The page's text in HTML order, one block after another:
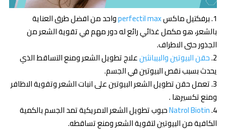
برفكتيل ماكسperfectil max
واحد من افضل طرق العناية
بالشعر، هو مكمل غذائي رائع له دور مهم في تقوية الشعر من
الجذور حتى الاطراف.
حقن البيوتين والبيبانثينعلاج تطويل الشعر ومنع التساقط الذي
يحدث بسبب نقص البيوتين في الجسم.
تعمل حقن تطويل الشعر البيوتين على انبات الشعر وتقوية الاظافر
ومنع تكسيرها .
Natrol Biotinحبوب تطويل الشعر الامريكية تمد الجسم بالكمية
الكافية من البيوتين لتقوية الشعر ومنع تساقطه.